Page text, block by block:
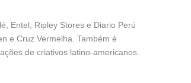
Entel, Ripley Stores e Diario Perú
e Cruz Vermelha. Também é
de criativos latino-americanos.